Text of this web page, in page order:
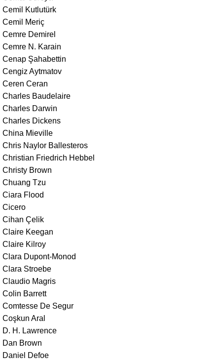
Cemil Kutlutürk
Cemil Meriç
Cemre Demirel
Cemre N. Karain
Cenap Şahabettin
Cengiz Aytmatov
Ceren Ceran
Charles Baudelaire
Charles Darwin
Charles Dickens
China Mieville
Chris Naylor Ballesteros
Christian Friedrich Hebbel
Christy Brown
Chuang Tzu
Ciara Flood
Cicero
Cihan Çelik
Claire Keegan
Claire Kilroy
Clara Dupont-Monod
Clara Stroebe
Claudio Magris
Colin Barrett
Comtesse De Segur
Coşkun Aral
D. H. Lawrence
Dan Brown
Daniel Defoe